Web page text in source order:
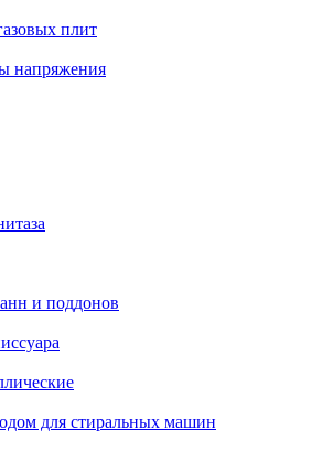
плит
напряжения
и поддонов
для стиральных машин